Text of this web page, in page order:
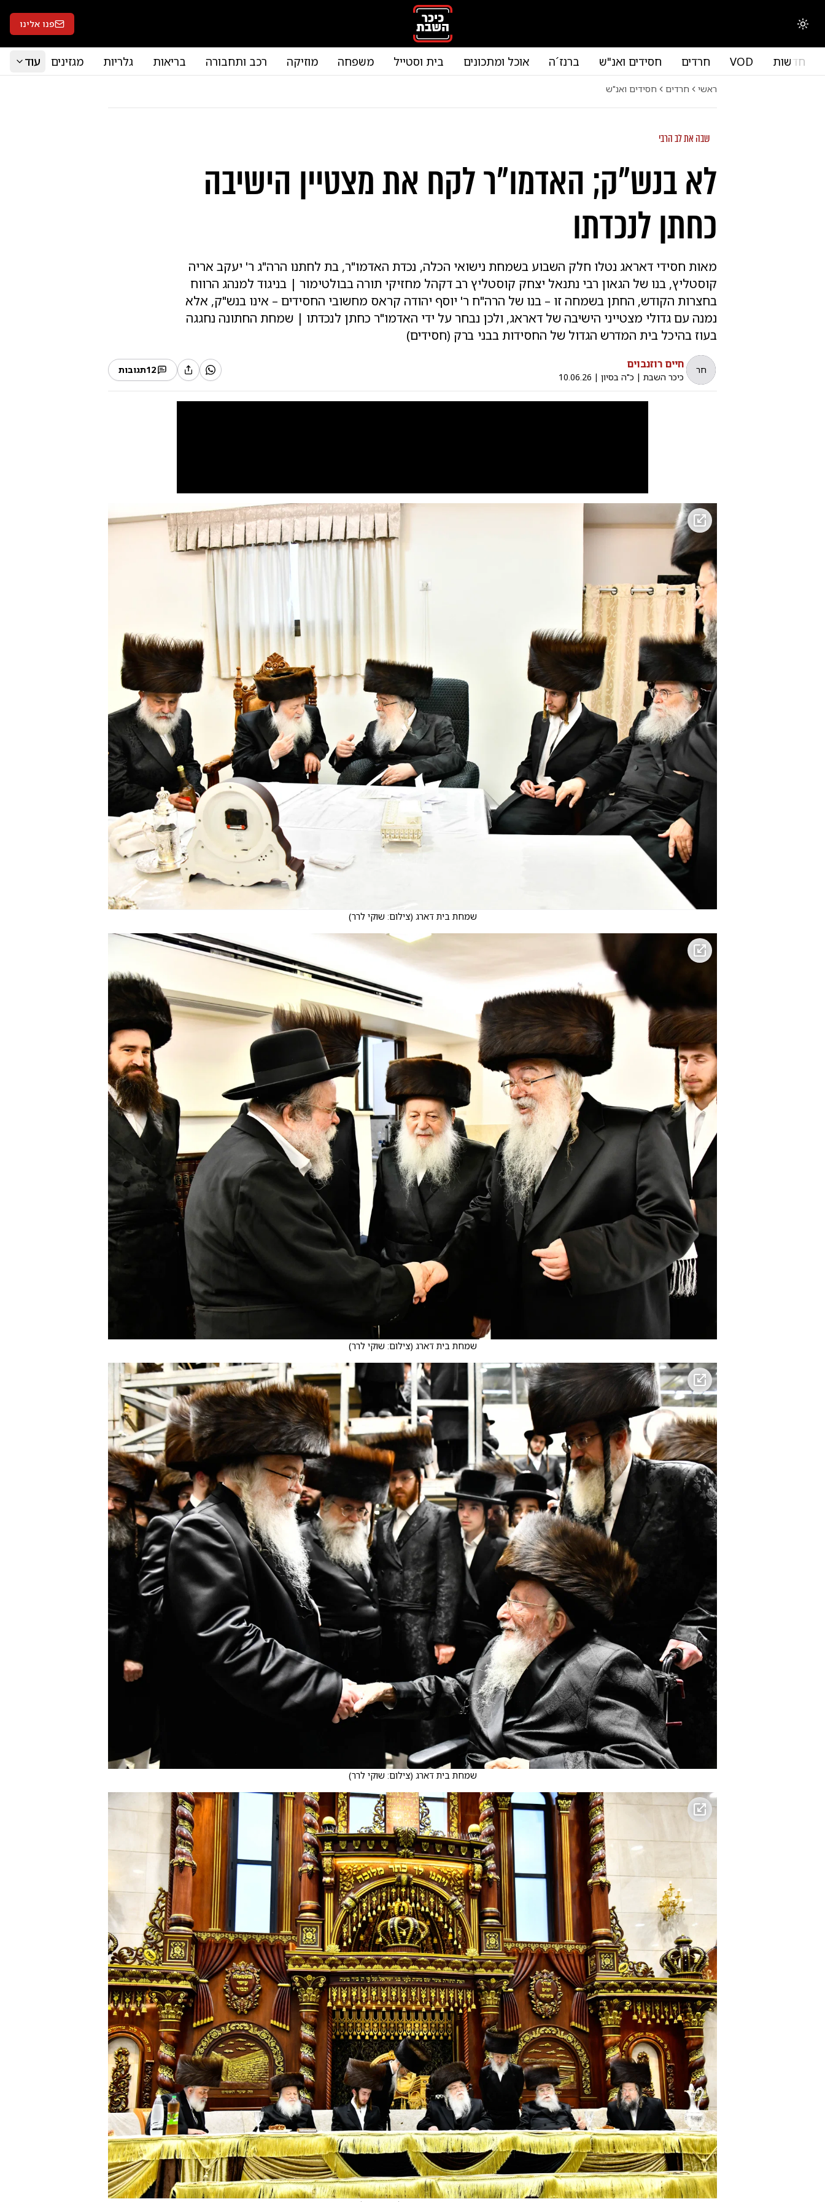
החלפת מצב תצוגה פנו אלינו
חדשות VOD חרדים חסידים ואנ"ש ברנז´ה אוכל ומתכונים בית וסטייל משפחה מוזיקה רכב ותחבורה בריאות גלריות מגזינים עוד
ראשי חרדים חסידים ואנ"ש
שבה את לב הרבי
לא בנש"ק; האדמו"ר לקח את מצטיין הישיבה
כחתן לנכדתו
מאות חסידי דאראג נטלו חלק השבוע בשמחת נישואי הכלה, נכדת האדמו"ר, בת לחתנו הרה"ג ר' יעקב אריה
קוסטליץ, בנו של הגאון רבי נתנאל יצחק קוסטליץ רב דקהל מחזיקי תורה בבולטימור | בניגוד למנהג הרווח
בחצרות הקודש, החתן בשמחה זו – בנו של הרה"ח ר' יוסף יהודה קראס מחשובי החסידים – אינו בנש"ק, אלא
נמנה עם גדולי מצטייני הישיבה של דאראג, ולכן נבחר על ידי האדמו"ר כחתן לנכדתו | שמחת החתונה נחגגה
בעוז בהיכל בית המדרש הגדול של החסידות בבני ברק (חסידים)
חר חיים רוזנבוים
כיכר השבת | כ"ה בסיון |
10.06.26
12תגובות
שמחת בית דארג
שמחת בית דארג (צילום: שוקי לרר)
שמחת בית דארג (צילום: שוקי לרר)
שמחת בית דארג (צילום: שוקי לרר)